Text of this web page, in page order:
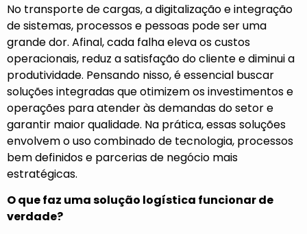
No transporte de cargas, a digitalização e integração
de sistemas, processos e pessoas pode ser uma
grande dor. Afinal, cada falha eleva os custos
operacionais, reduz a satisfação do cliente e diminui a
produtividade. Pensando nisso, é essencial buscar
soluções integradas que otimizem os investimentos e
operações para atender às demandas do setor e
garantir maior qualidade. Na prática, essas soluções
envolvem o uso combinado de tecnologia, processos
bem definidos e parcerias de negócio mais
estratégicas.
O que faz uma solução logística funcionar de
verdade?